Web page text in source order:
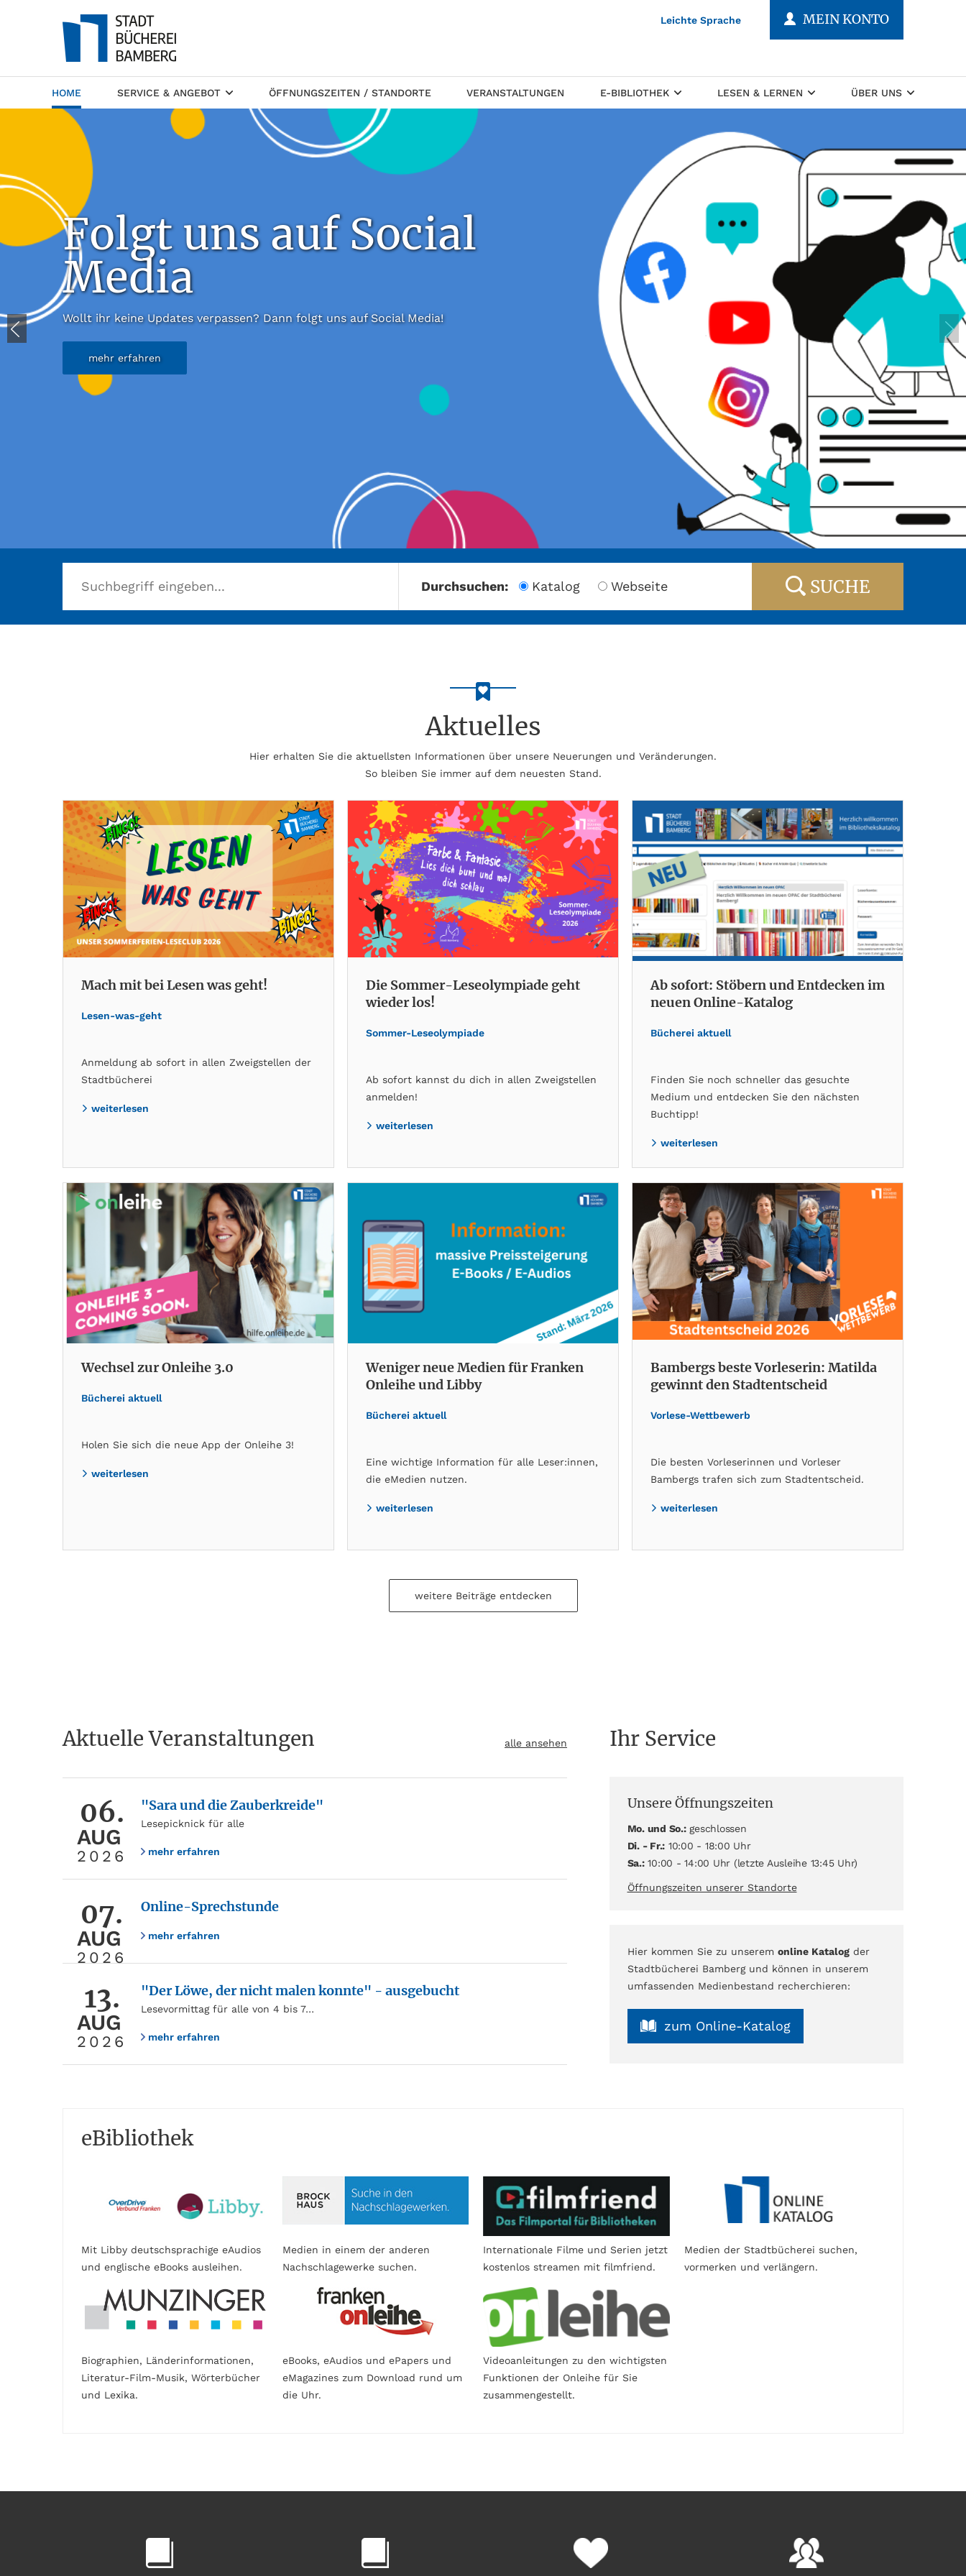
Leichte Sprache MEIN KONTO
HOME (CURRENT)SERVICE & ANGEBOT ÖFFNUNGSZEITEN / STANDORTE VERANSTALTUNGEN E-BIBLIOTHEK LESEN & LERNEN ÜBER UNS
Folgt uns auf Social
Media
Wollt ihr keine Updates verpassen? Dann folgt uns auf Social Media!
mehr erfahren
Durchsuchen: Katalog Webseite SUCHE
Aktuelles
Hier erhalten Sie die aktuellsten Informationen über unsere Neuerungen und Veränderungen.
So bleiben Sie immer auf dem neuesten Stand.
Mach mit bei Lesen was geht!
Lesen-was-geht
Anmeldung ab sofort in allen Zweigstellen der
Stadtbücherei
weiterlesen
Die Sommer-Leseolympiade geht
wieder los!
Sommer-Leseolympiade
Ab sofort kannst du dich in allen Zweigstellen
anmelden!
weiterlesen
Ab sofort: Stöbern und Entdecken im
neuen Online-Katalog
Bücherei aktuell
Finden Sie noch schneller das gesuchte
Medium und entdecken Sie den nächsten
Buchtipp!
weiterlesen
Wechsel zur Onleihe 3.0
Bücherei aktuell
Holen Sie sich die neue App der Onleihe 3!
weiterlesen
Weniger neue Medien für Franken
Onleihe und Libby
Bücherei aktuell
Eine wichtige Information für alle Leser:innen,
die eMedien nutzen.
weiterlesen
Bambergs beste Vorleserin: Matilda
gewinnt den Stadtentscheid
Vorlese-Wettbewerb
Die besten Vorleserinnen und Vorleser
Bambergs trafen sich zum Stadtentscheid.
weiterlesen
weitere Beiträge entdecken
Ihr Service
Unsere Öffnungszeiten
Mo. und So.:geschlossen
Di. - Fr.: 10:00 - 18:00 Uhr
Sa.:10:00 - 14:00 Uhr (letzte Ausleihe 13:45 Uhr)
Öffnungszeiten unserer Standorte
Hier kommen Sie zu unserem online Katalogder
Stadtbücherei Bamberg und können in unserem
umfassenden Medienbestand recherchieren:
zum Online-Katalog
Aktuelle Veranstaltungen alle ansehen
06.
AUG
2026
"Sara und die Zauberkreide"
Lesepicknick für alle
mehr erfahren
07.
AUG
2026
Online-Sprechstunde
mehr erfahren
13.
AUG
2026
"Der Löwe, der nicht malen konnte" - ausgebucht
Lesevormittag für alle von 4 bis 7…
mehr erfahren
eBibliothek
Mit Libby deutschsprachige eAudios
und englische eBooks ausleihen.
Medien in einem der anderen
Nachschlagewerke suchen.
Internationale Filme und Serien jetzt
kostenlos streamen mit filmfriend.
Medien der Stadtbücherei suchen,
vormerken und verlängern.
Biographien, Länderinformationen,
Literatur-Film-Musik, Wörterbücher
und Lexika.
eBooks, eAudios und ePapers und
eMagazines zum Download rund um
die Uhr.
Videoanleitungen zu den wichtigsten
Funktionen der Onleihe für Sie
zusammengestellt.